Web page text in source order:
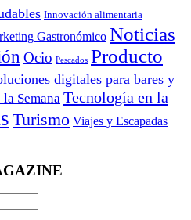
Innovación alimentaria
Gastronómico Noticias
Ocio Pescados Producto
digitales para bares y
la Semana Tecnología en la
Turismo Viajes y Escapadas